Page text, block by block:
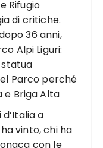
Rifugio
di critiche.
36 anni,
Alpi Liguri:
statua
Parco perché
e Briga Alta
a
vinto, chi ha
con le